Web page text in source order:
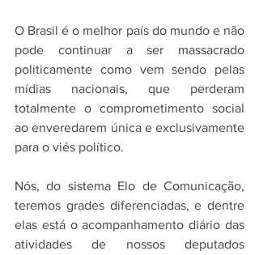
O Brasil é o melhor país do mundo e não
pode continuar a ser massacrado
politicamente como vem sendo pelas
mídias nacionais, que perderam
totalmente o comprometimento social
ao enveredarem única e exclusivamente
para o viés político.
Nós, do sistema Elo de Comunicação,
teremos grades diferenciadas, e dentre
elas está o acompanhamento diário das
atividades de nossos deputados